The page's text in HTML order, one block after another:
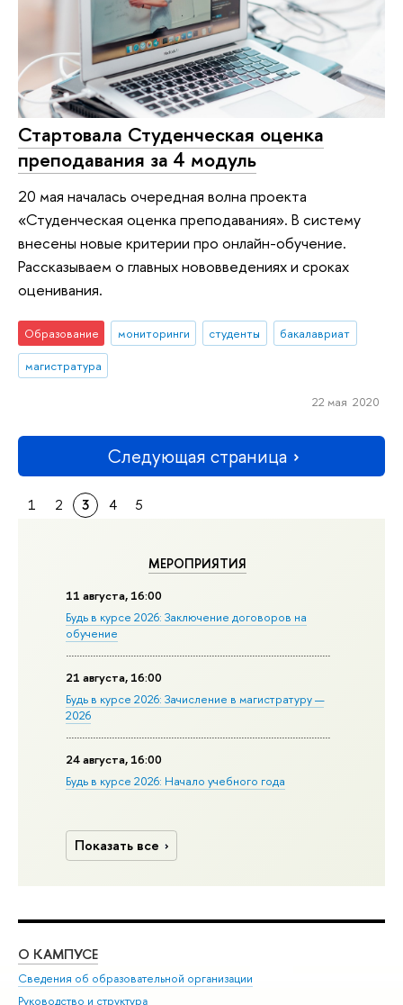
МЕРОПРИЯТИЯ
11 августа, 16:00
Будь в курсе 2026: Заключение договоров на
обучение
21 августа, 16:00
Будь в курсе 2026: Зачисление в магистратуру —
2026
24 августа, 16:00
Будь в курсе 2026: Начало учебного года
Показать все
Стартовала Студенческая оценка
преподавания за 4 модуль
20 мая началась очередная волна проекта
«Студенческая оценка преподавания». В систему
внесены новые критерии про онлайн-обучение.
Рассказываем о главных нововведениях и сроках
оценивания.
Образование мониторинги студенты
бакалавриат
магистратура
22 мая 2020
Следующая страница
1 2 3 4 5
О КАМПУСЕ
Сведения об образовательной организации
Руководство и структура